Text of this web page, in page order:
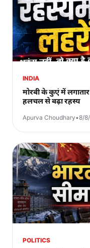
INDIA
मोरबी के कुएं में
हलचल से बढ़ा रहस्य
Apurva Choudhary•8/
POLITICS